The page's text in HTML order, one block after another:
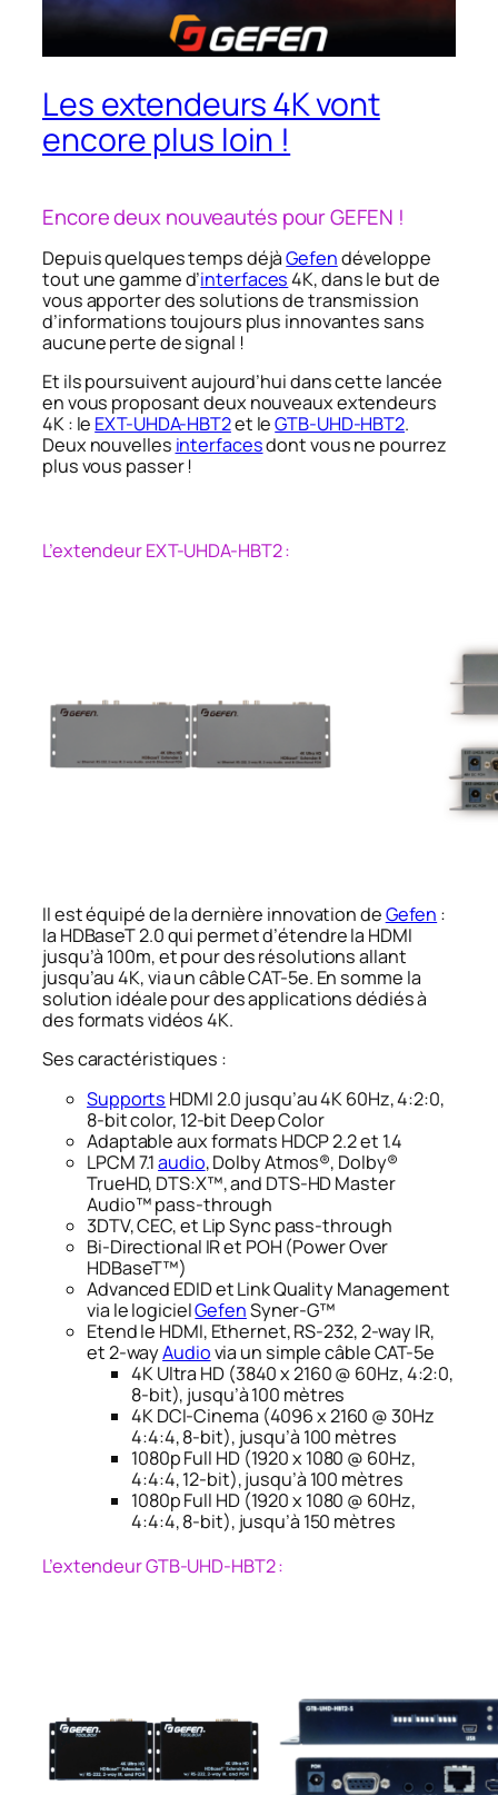
Les extendeurs 4K vont
encore plus loin !
Encore deux nouveautés pour GEFEN !
Depuis quelques temps déjàGefendéveloppe
tout une gamme d’interfaces4K, dans le but de
vous apporter des solutions de transmission
d’informations toujours plus innovantes sans
aucune perte de signal !
Et ils poursuivent aujourd’hui dans cette lancée
en vous proposant deux nouveaux extendeurs
4K : le EXT-UHDA-HBT2et leGTB-UHD-HBT2.
Deux nouvelles interfacesdont vous ne pourrez
plus vous passer !
L’extendeur EXT-UHDA-HBT2 :
Il est équipé de la dernière innovation deGefen :
la HDBaseT 2.0 qui permet d’étendre la HDMI
jusqu’à 100m, et pour des résolutions allant
jusqu’au 4K, via un câble CAT-5e. En somme la
solution idéale pour des applications dédiés à
des formats vidéos 4K.
Ses caractéristiques :
Supports HDMI 2.0 jusqu’au 4K 60Hz, 4:2:0,
8-bit color, 12-bit Deep Color
Adaptable aux formats HDCP 2.2 et 1.4
LPCM 7.1audio, Dolby Atmos®, Dolby®
TrueHD, DTS:X™, and DTS-HD Master
Audio™ pass-through
3DTV, CEC, et Lip Sync pass-through
Bi-Directional IR et POH (Power Over
HDBaseT™)
Advanced EDID et Link Quality Management
via le logicielGefenSyner-G™
Etend le HDMI, Ethernet, RS-232, 2-way IR,
et 2-wayAudiovia un simple câble CAT-5e
4K Ultra HD (3840 x 2160 @ 60Hz, 4:2:0,
8-bit), jusqu’à 100 mètres
4K DCI-Cinema (4096 x 2160 @ 30Hz
4:4:4, 8-bit), jusqu’à 100 mètres
1080p Full HD (1920 x 1080 @ 60Hz,
4:4:4, 12-bit), jusqu’à 100 mètres
1080p Full HD (1920 x 1080 @ 60Hz,
4:4:4, 8-bit), jusqu’à 150 mètres
L’extendeur GTB-UHD-HBT2 :